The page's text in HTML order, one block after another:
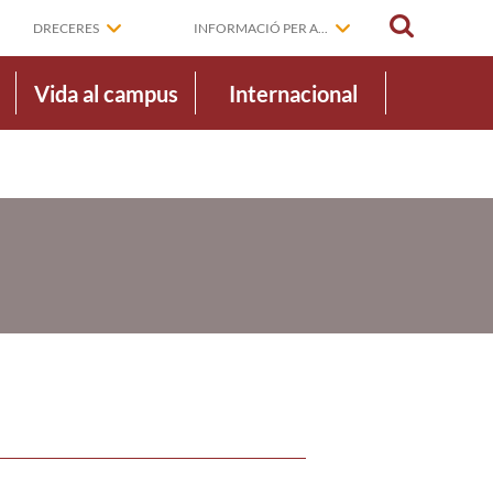
DRECERES INFORMACIÓ PER A...
Vida al campus Internacional